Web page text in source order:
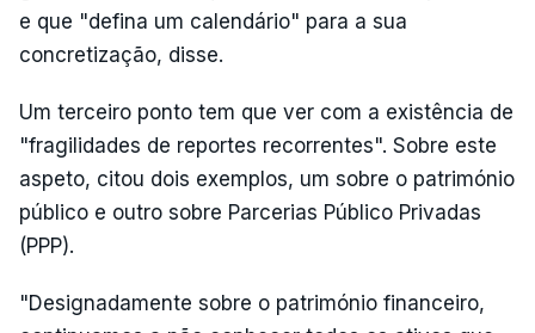
e que "defina um calendário" para a sua
concretização, disse.
Um terceiro ponto tem que ver com a existência de
"fragilidades de reportes recorrentes". Sobre este
aspeto, citou dois exemplos, um sobre o património
público e outro sobre Parcerias Público Privadas
(PPP).
"Designadamente sobre o património financeiro,